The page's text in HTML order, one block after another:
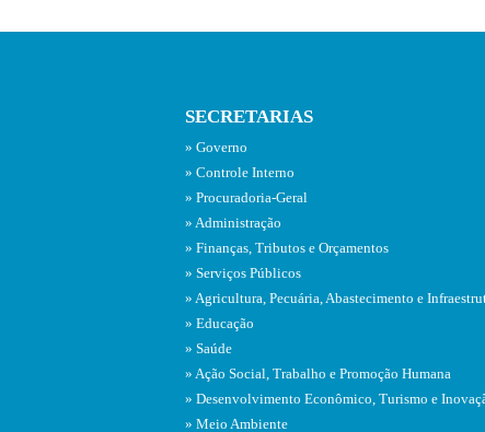
SECRETARIAS
Governo
Controle Interno
Procuradoria-Geral
Administração
Finanças, Tributos e Orçamentos
Serviços Públicos
Agricultura, Pecuária, Abastecimento e
Educação
Saúde
Ação Social, Trabalho e Promoção Humana
Desenvolvimento Econômico, Turismo e
Meio Ambiente